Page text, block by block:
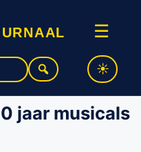
☰
jaar musicals